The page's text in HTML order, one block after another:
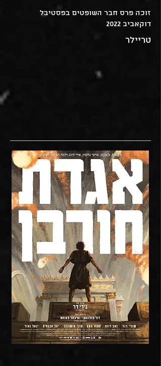
זוכה פרס חבר השופטים בפסטיבל
דוקאביב 2022
טריילר